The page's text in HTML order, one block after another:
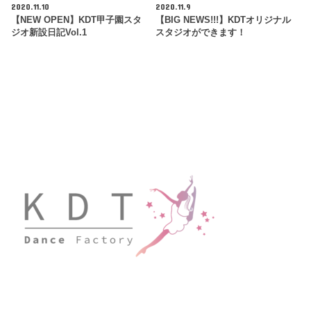
2020.11.10
【NEW OPEN】KDT甲子園スタ
ジオ新設日記Vol.1
2020.11.9
【BIG NEWS!!!】KDTオリジナル
スタジオができます！